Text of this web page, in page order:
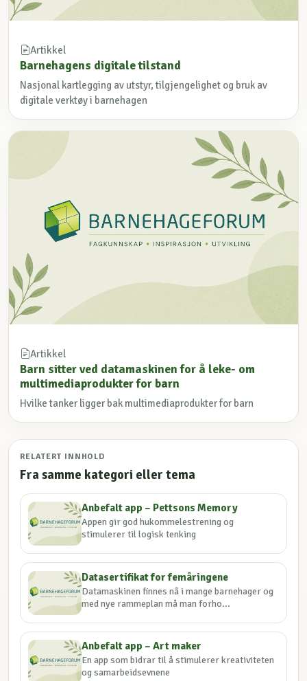
Artikkel
Barnehagens digitale tilstand
Nasjonal kartlegging av utstyr, tilgjengelighet og bruk av
digitale verktøy i barnehagen
Artikkel
Barn sitter ved datamaskinen for å leke- om
multimediaprodukter for barn
Hvilke tanker ligger bak multimediaprodukter for barn
RELATERT INNHOLD
Fra samme kategori eller tema
Anbefalt app – Pettsons Memory
Appen gir god hukommelestrening og
stimulerer til logisk tenking
Datasertifikat for femåringene
Datamaskinen finnes nå i mange barnehager og
med nye rammeplan må man forho...
Anbefalt app – Art maker
En app som bidrar til å stimulerer kreativiteten
og samarbeidsevnene